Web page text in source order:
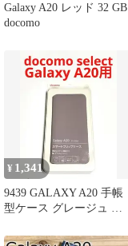
Galaxy A20 レッド 32 GB
docomo
¥ 1,341
9439 GALAXY A20 手帳
型ケース グレージュ ド